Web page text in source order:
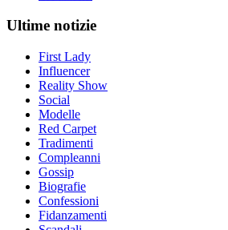
Ultime notizie
First Lady
Influencer
Reality Show
Social
Modelle
Red Carpet
Tradimenti
Compleanni
Gossip
Biografie
Confessioni
Fidanzamenti